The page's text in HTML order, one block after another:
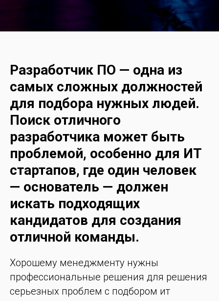
Разработчик ПО — одна из
самых сложных должностей
для подбора нужных людей.
Поиск отличного
разработчика может быть
проблемой, особенно для ИТ
стартапов, где один человек
— основатель — должен
искать подходящих
кандидатов для создания
отличной команды.
Хорошему менеджменту нужны
профессиональные решения для решения
серьезных проблем с подбором ит